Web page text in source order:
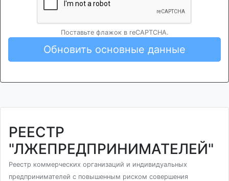
Поставьте флажок в reCAPTCHA.
Обновить основные данные
РЕЕСТР
"ЛЖЕПРЕДПРИНИМАТЕЛЕЙ"
Реестр коммерческих организаций и индивидуальных
предпринимателей с повышенным риском совершения